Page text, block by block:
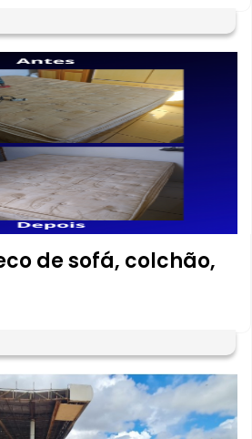
de sofá, colchão,